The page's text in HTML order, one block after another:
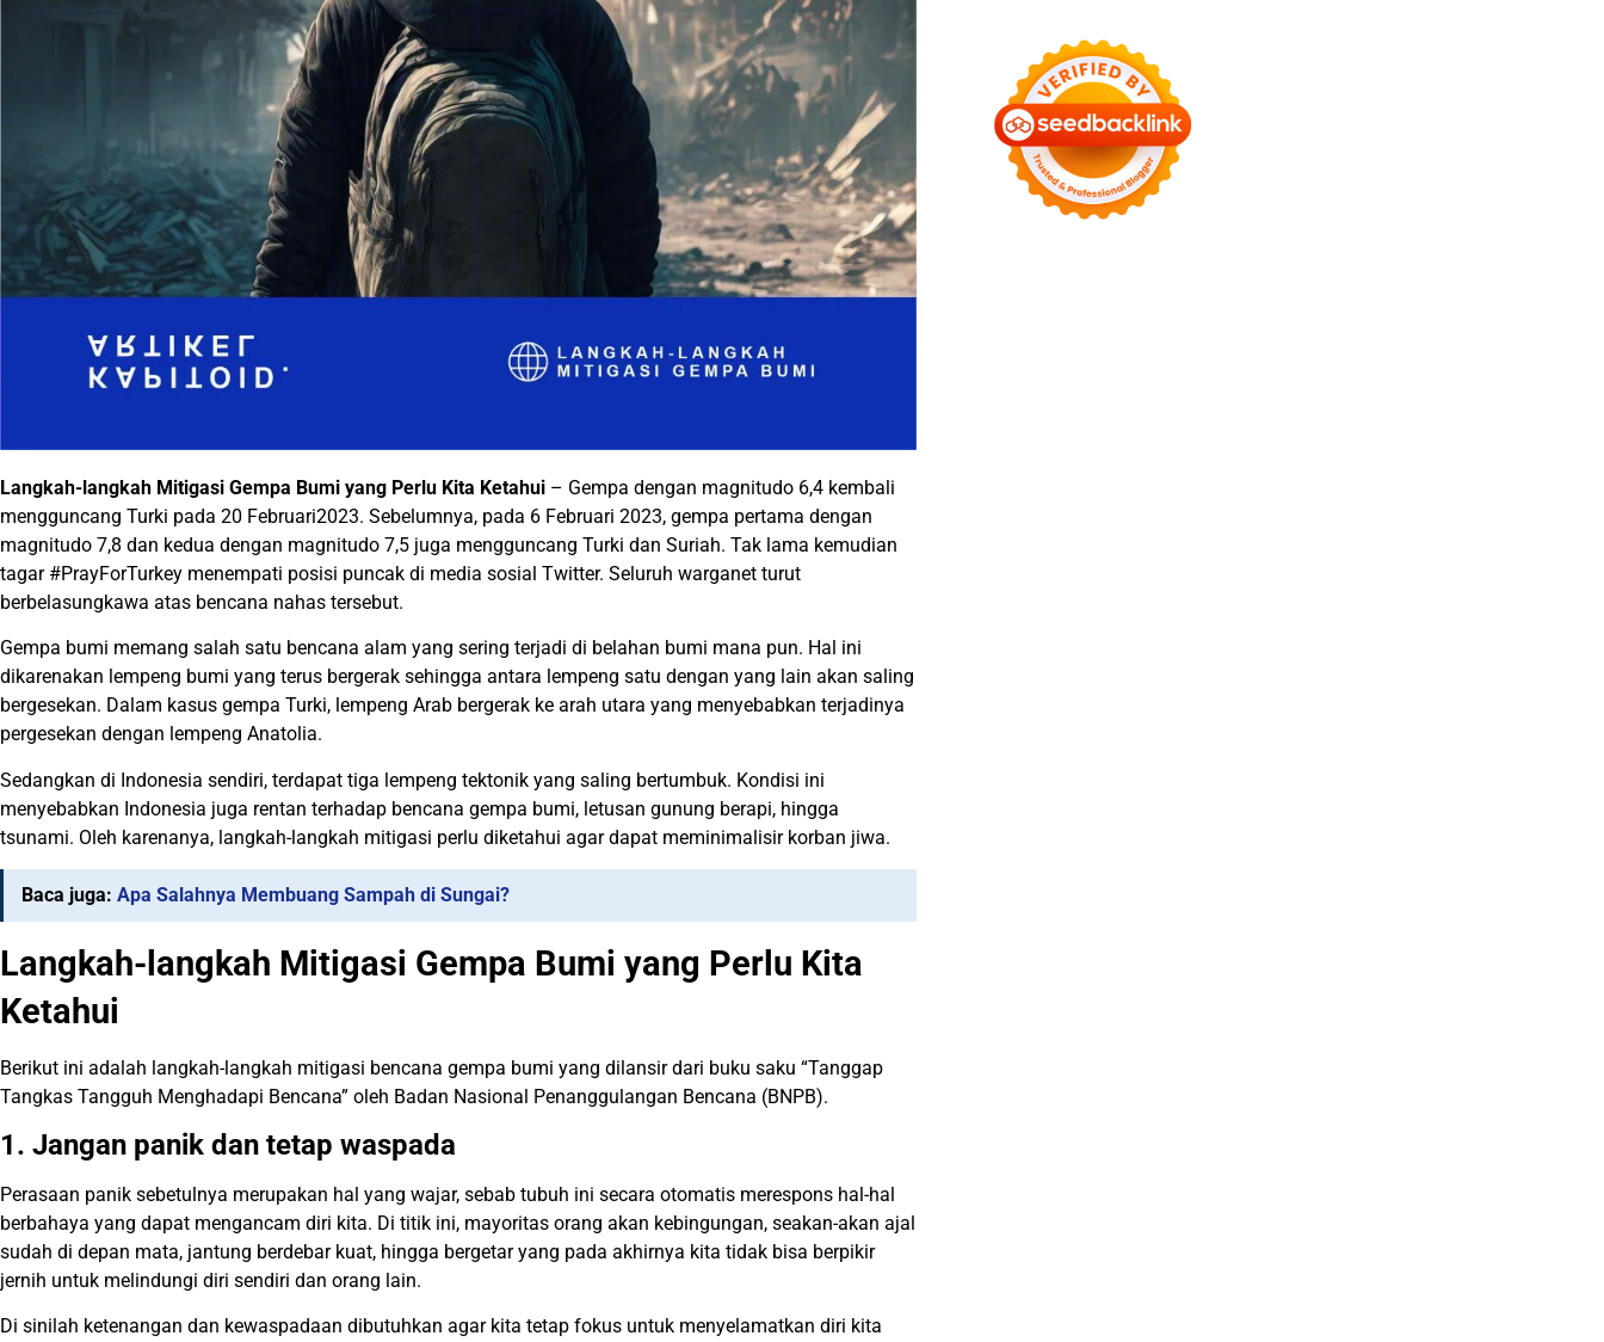
Langkah-langkah Mitigasi Gempa Bumi yang Perlu Kita Ketahui – Gempa dengan magnitudo 6,4 kembali
mengguncang Turki pada 20 Februari2023. Sebelumnya, pada 6 Februari 2023, gempa pertama dengan
magnitudo 7,8 dan kedua dengan magnitudo 7,5 juga mengguncang Turki dan Suriah. Tak lama kemudian
tagar #PrayForTurkey menempati posisi puncak di media sosial Twitter. Seluruh warganet turut
berbelasungkawa atas bencana nahas tersebut.
Gempa bumi memang salah satu bencana alam yang sering terjadi di belahan bumi mana pun. Hal ini
dikarenakan lempeng bumi yang terus bergerak sehingga antara lempeng satu dengan yang lain akan saling
bergesekan. Dalam kasus gempa Turki, lempeng Arab bergerak ke arah utara yang menyebabkan terjadinya
pergesekan dengan lempeng Anatolia.
Sedangkan di Indonesia sendiri, terdapat tiga lempeng tektonik yang saling bertumbuk. Kondisi ini
menyebabkan Indonesia juga rentan terhadap bencana gempa bumi, letusan gunung berapi, hingga
tsunami. Oleh karenanya, langkah-langkah mitigasi perlu diketahui agar dapat meminimalisir korban jiwa.
Baca juga: Apa Salahnya Membuang Sampah di Sungai?
Langkah-langkah Mitigasi Gempa Bumi yang Perlu Kita
Ketahui
Berikut ini adalah langkah-langkah mitigasi bencana gempa bumi yang dilansir dari buku saku “Tanggap
Tangkas Tangguh Menghadapi Bencana” oleh Badan Nasional Penanggulangan Bencana (BNPB).
1. Jangan panik dan tetap waspada
Perasaan panik sebetulnya merupakan hal yang wajar, sebab tubuh ini secara otomatis merespons hal-hal
berbahaya yang dapat mengancam diri kita. Di titik ini, mayoritas orang akan kebingungan, seakan-akan ajal
sudah di depan mata, jantung berdebar kuat, hingga bergetar yang pada akhirnya kita tidak bisa berpikir
jernih untuk melindungi diri sendiri dan orang lain.
Di sinilah ketenangan dan kewaspadaan dibutuhkan agar kita tetap fokus untuk menyelamatkan diri kita